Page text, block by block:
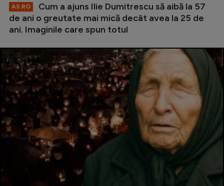
AS.RO
Cum a ajuns Ilie Dumitrescu să aibă la 57
de ani o greutate mai mică decât avea la 25 de
ani. Imaginile care spun totul